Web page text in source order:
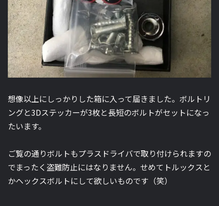
想像以上にしっかりした箱に入って届きました。ボルトリ
ングと3Dステッカーが3枚と長短のボルトがセットになっ
たいます。
ご覧の通りボルトもプラスドライバで取り付けられますの
でまったく盗難防止にはなりません。せめてトルックスと
かヘックスボルトにして欲しいものです（笑）